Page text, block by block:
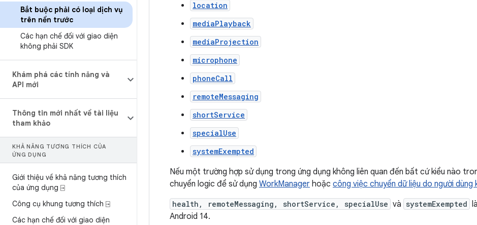
Bắt buộc phải có loại dịch vụ
trên nền trước
Các hạn chế đối với giao diện
không phải SDK
Khám phá các tính năng và
API mới
Thông tin mới nhất về tài liệu
tham khảo
KHẢ NĂNG TƯƠNG THÍCH CỦA
ỨNG DỤNG
Giới thiệu về khả năng tương thích
của ứng dụng ⍈
Công cụ khung tương thích ⍈
Các hạn chế đối với giao diện
location
mediaPlayback
mediaProjection
microphone
phoneCall
remoteMessaging
shortService
specialUse
systemExempted
Nếu một trường hợp sử dụng trong ứng dụng không liên quan đến bất cứ kiểu nào
chuyển logic để sử dụng WorkManager hoặc công việc chuyển dữ liệu do người dùng
health, remoteMessaging, shortService, specialUse và systemExempted
Android 14.